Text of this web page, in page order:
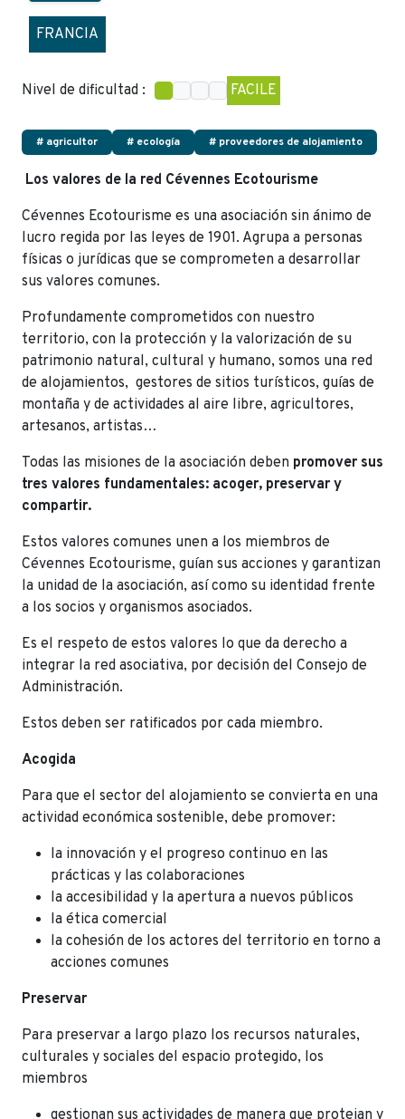
FRANCIA
Nivel de dificultad : FACILE
# agricultor # ecología # proveedores de alojamiento
Los valores de la red Cévennes Ecotourisme
Cévennes Ecotourisme es una asociación sin ánimo de
lucro regida por las leyes de 1901. Agrupa a personas
físicas o jurídicas que se comprometen a desarrollar
sus valores comunes.
Profundamente comprometidos con nuestro
territorio, con la protección y la valorización de su
patrimonio natural, cultural y humano, somos una red
de alojamientos, gestores de sitios turísticos, guías de
montaña y de actividades al aire libre, agricultores,
artesanos, artistas…
Todas las misiones de la asociación deben promover sus
tres valores fundamentales: acoger, preservar y
compartir.
Estos valores comunes unen a los miembros de
Cévennes Ecotourisme, guían sus acciones y garantizan
la unidad de la asociación, así como su identidad frente
a los socios y organismos asociados.
Es el respeto de estos valores lo que da derecho a
integrar la red asociativa, por decisión del Consejo de
Administración.
Estos deben ser ratificados por cada miembro.
Acogida
Para que el sector del alojamiento se convierta en una
actividad económica sostenible, debe promover:
la innovación y el progreso continuo en las
prácticas y las colaboraciones
la accesibilidad y la apertura a nuevos públicos
la ética comercial
la cohesión de los actores del territorio en torno a
acciones comunes
Preservar
Para preservar a largo plazo los recursos naturales,
culturales y sociales del espacio protegido, los
miembros
gestionan sus actividades de manera que protejan y